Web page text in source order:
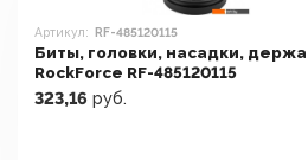
Артикул: RF-485120115
Биты, головки, насадки,
RockForce RF-485120115
323,16 руб.